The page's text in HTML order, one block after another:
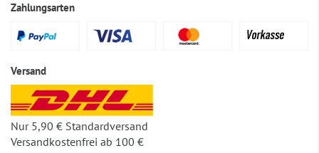
Zahlungsarten
Versand
Nur 5,90 € Standardversand
Versandkostenfrei ab 100 €